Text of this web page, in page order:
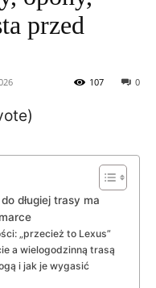
przed
0
107
długiej trasy ma
„przecież to Lexus”
a wielogodzinną trasą
i jak je wygasić